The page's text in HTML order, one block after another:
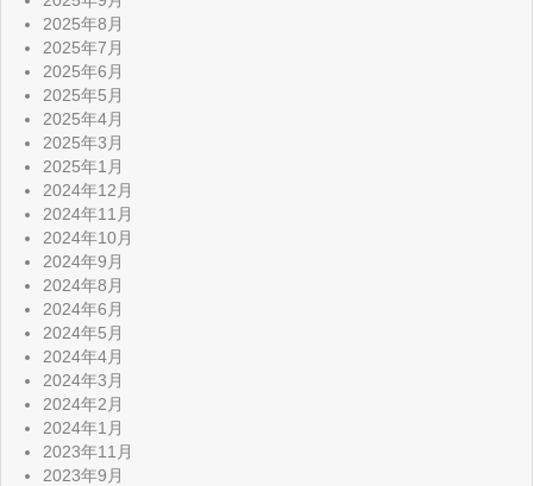
2025年8月
2025年7月
2025年6月
2025年5月
2025年4月
2025年3月
2025年1月
2024年12月
2024年11月
2024年10月
2024年9月
2024年8月
2024年6月
2024年5月
2024年4月
2024年3月
2024年2月
2024年1月
2023年11月
2023年9月